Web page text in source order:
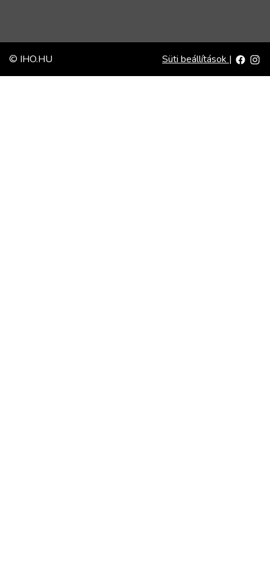
© IHO.HU Süti beállítások |